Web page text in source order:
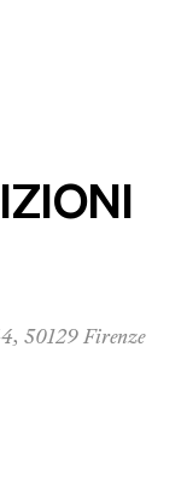
50129 Firenze